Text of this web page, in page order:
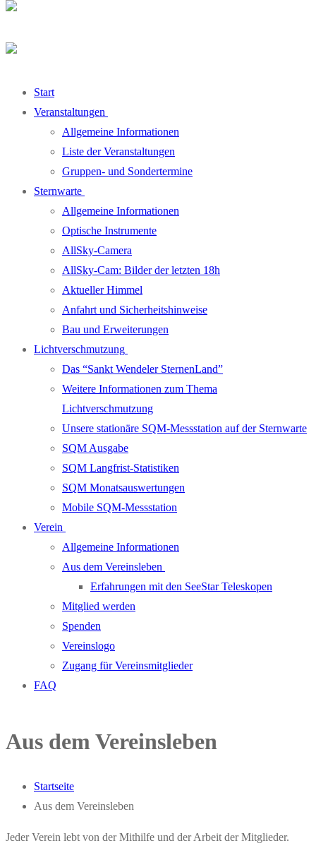
Start
Veranstaltungen
Allgemeine Informationen
Liste der Veranstaltungen
Gruppen- und Sondertermine
Sternwarte
Allgemeine Informationen
Optische Instrumente
AllSky-Camera
AllSky-Cam: Bilder der letzten 18h
Aktueller Himmel
Anfahrt und Sicherheitshinweise
Bau und Erweiterungen
Lichtverschmutzung
Das “Sankt Wendeler SternenLand”
Weitere Informationen zum Thema
Lichtverschmutzung
Unsere stationäre SQM-Messstation auf der Sternwarte
SQM Ausgabe
SQM Langfrist-Statistiken
SQM Monatsauswertungen
Mobile SQM-Messstation
Verein
Allgemeine Informationen
Aus dem Vereinsleben
Erfahrungen mit den SeeStar Teleskopen
Mitglied werden
Spenden
Vereinslogo
Zugang für Vereinsmitglieder
FAQ
Aus dem Vereinsleben
Startseite
Aus dem Vereinsleben
Jeder Verein lebt von der Mithilfe und der Arbeit der Mitglieder.